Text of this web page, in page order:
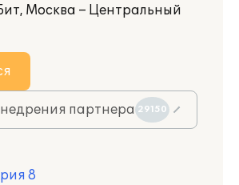
Москва – Центральный
партнера 29150
8